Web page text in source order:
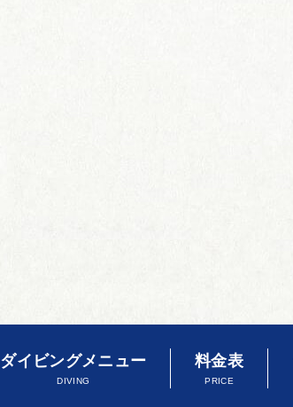
ダイビングメニュー
DIVING
料金表
PRICE